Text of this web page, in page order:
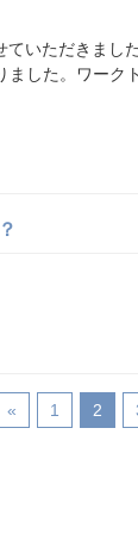
いただきまし
ました。ワー
« 1 2